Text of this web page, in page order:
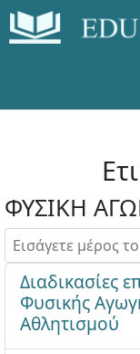
ΦΥΣΙΚΗ
Εισάγετε μέρος
Διαδικασίες
Φυσικής
Αθλητισμού